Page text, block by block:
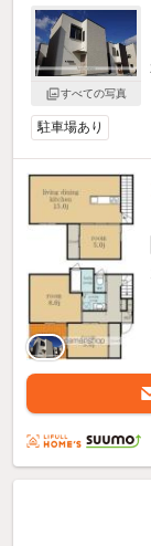
すべての写真
駐車場あり